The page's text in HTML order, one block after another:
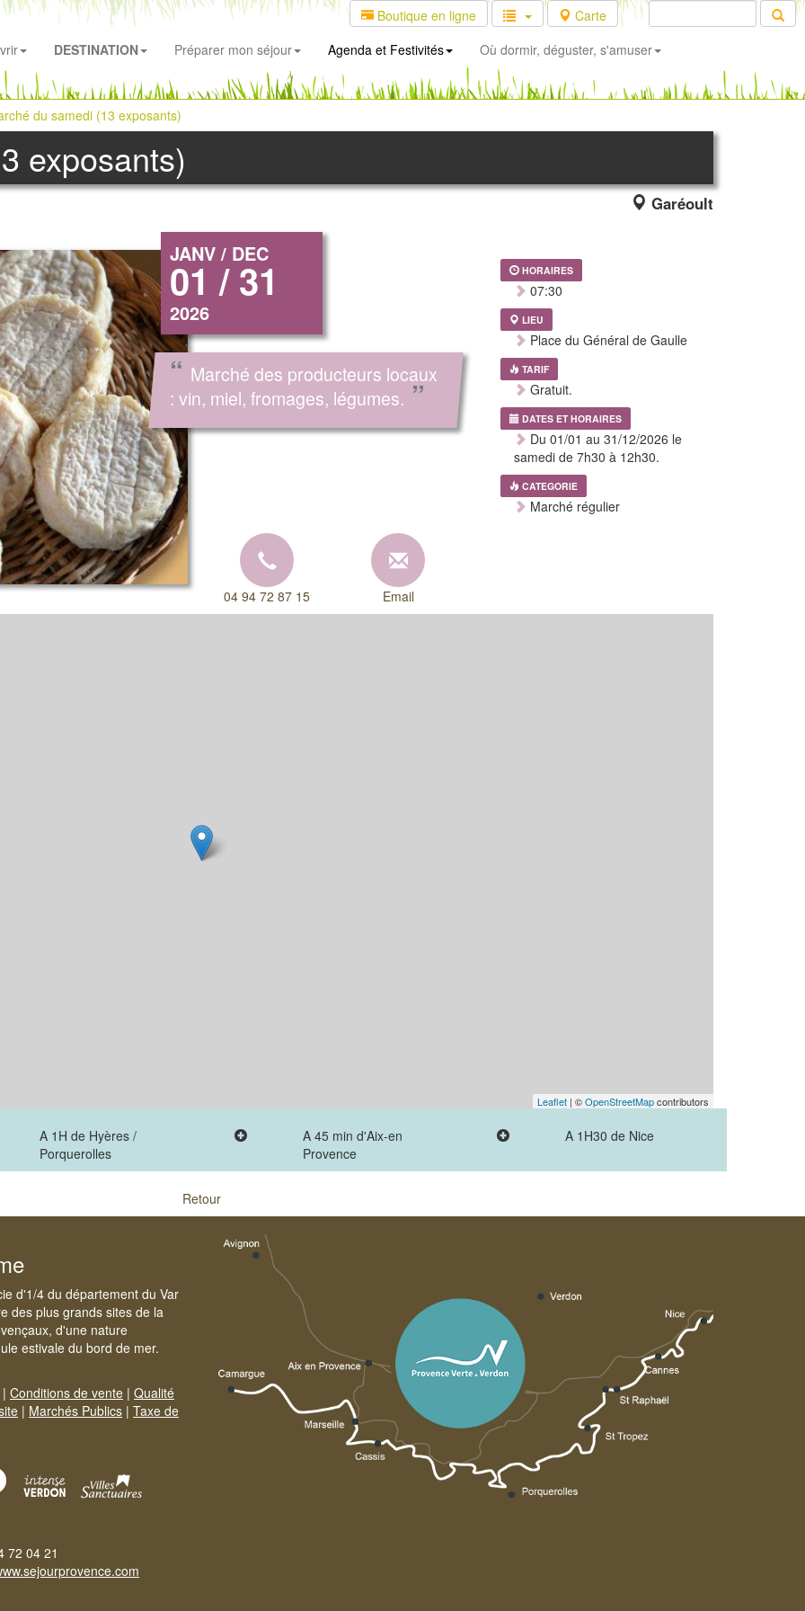
Boutique en ligne
Carte
DESTINATION Préparer mon séjour Agenda et Festivités Où dormir, déguster, s'amuser
du samedi (13 exposants)
exposants)
Garéoult
JANV / DEC
01 / 31
2026
“ Marché des producteurs locaux
: vin, miel, fromages, légumes. ”
HORAIRES
07:30
LIEU
Place du Général de Gaulle
TARIF
Gratuit.
DATES ET HORAIRES
Du 01/01 au 31/12/2026 le
samedi de 7h30 à 12h30.
CATEGORIE
Marché régulier
04 94 72 87 15 Email
Leaflet | ©OpenStreetMapcontributors
A 1H de Hyères /
Porquerolles
A 45 min d'Aix-en
Provence
A 1H30 de Nice
Retour
d'1/4 du département du Var
des plus grands sites de la
d'une nature
estivale du bord de mer.
| Conditions de vente | Qualité
| Marchés Publics | Taxe de
72 04 21